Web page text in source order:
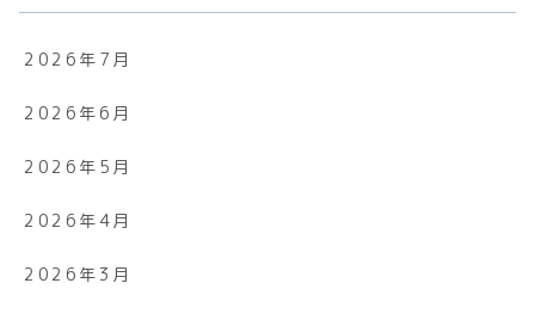
2026年7月
2026年6月
2026年5月
2026年4月
2026年3月